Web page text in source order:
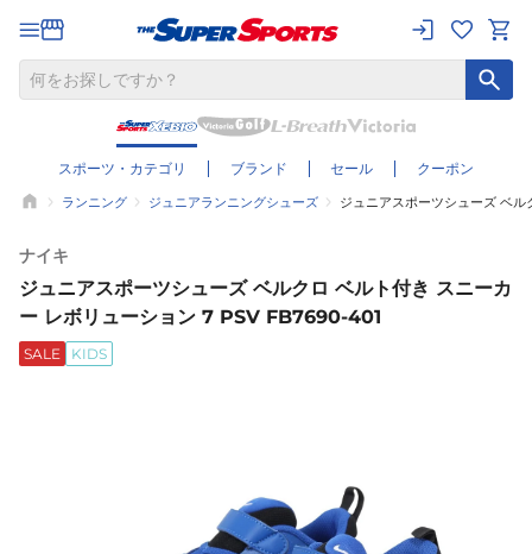
スポーツ・カテゴリ ブランド セール クーポン
ランニング ジュニアランニングシューズ ジュニアスポーツシューズ ベ
ナイキ
ジュニアスポーツシューズ ベルクロ ベルト付き スニーカ
ー レボリューション 7 PSV FB7690-401
SALE KIDS